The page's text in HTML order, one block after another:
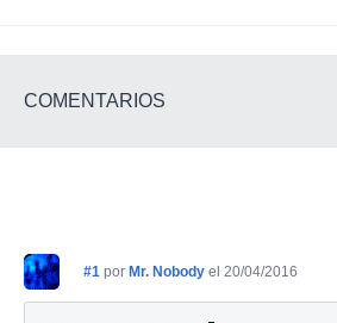
COMENTARIOS
#1 por Mr. Nobody el 20/04/2016